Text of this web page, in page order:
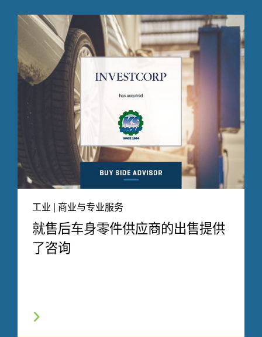
工业 | 商业与专业服务
就售后车身零件供应商的出售提供
了咨询